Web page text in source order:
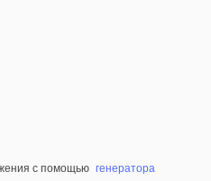
с помощью генератора